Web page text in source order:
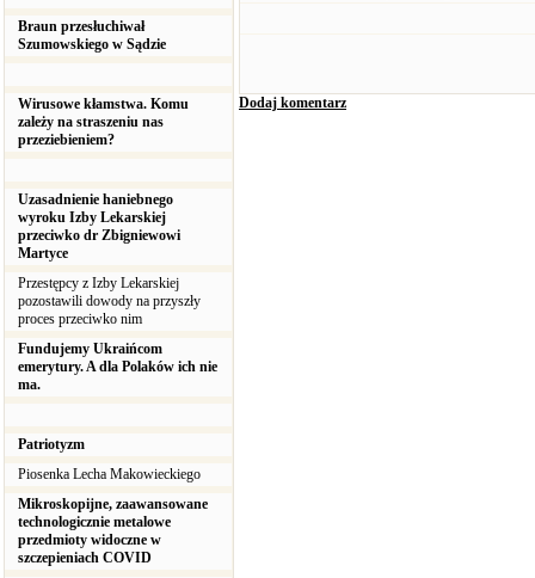
Braun przesłuchiwał
Szumowskiego w Sądzie
Wirusowe kłamstwa. Komu
zależy na straszeniu nas
przeziebieniem?
Uzasadnienie haniebnego
wyroku Izby Lekarskiej
przeciwko dr Zbigniewowi
Martyce
Przestępcy z Izby Lekarskiej
pozostawili dowody na przyszły
proces przeciwko nim
Fundujemy Ukraińcom
emerytury. A dla Polaków ich nie
ma.
Patriotyzm
Piosenka Lecha Makowieckiego
Mikroskopijne, zaawansowane
technologicznie metalowe
przedmioty widoczne w
szczepieniach COVID
Dodaj komentarz